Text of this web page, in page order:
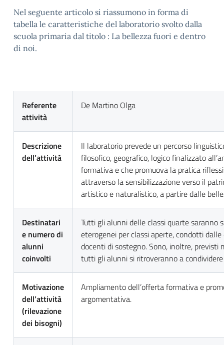
Nel seguente articolo si riassumono in forma di
tabella le caratteristiche del laboratorio svolto dalla
scuola primaria dal titolo : La bellezza fuori e dentro
di noi.
Referente
attività
De Martino Olga
Descrizione
dell’attività
Il laboratorio prevede un percorso
filosofico, geografico, logico finalizzato
formativa e che promuova la pratica
attraverso la sensibilizzazione verso il
artistico e naturalistico, a partire dalle
Destinatari
e numero di
alunni
coinvolti
Tutti gli alunni delle classi quarte saranno
eterogenei per classi aperte, condotti
docenti di sostegno. Sono, inoltre,
tutti gli alunni si ritroveranno a
Motivazione
dell’attività
(rilevazione
dei bisogni)
Ampliamento dell’offerta formativa e
argomentativa.